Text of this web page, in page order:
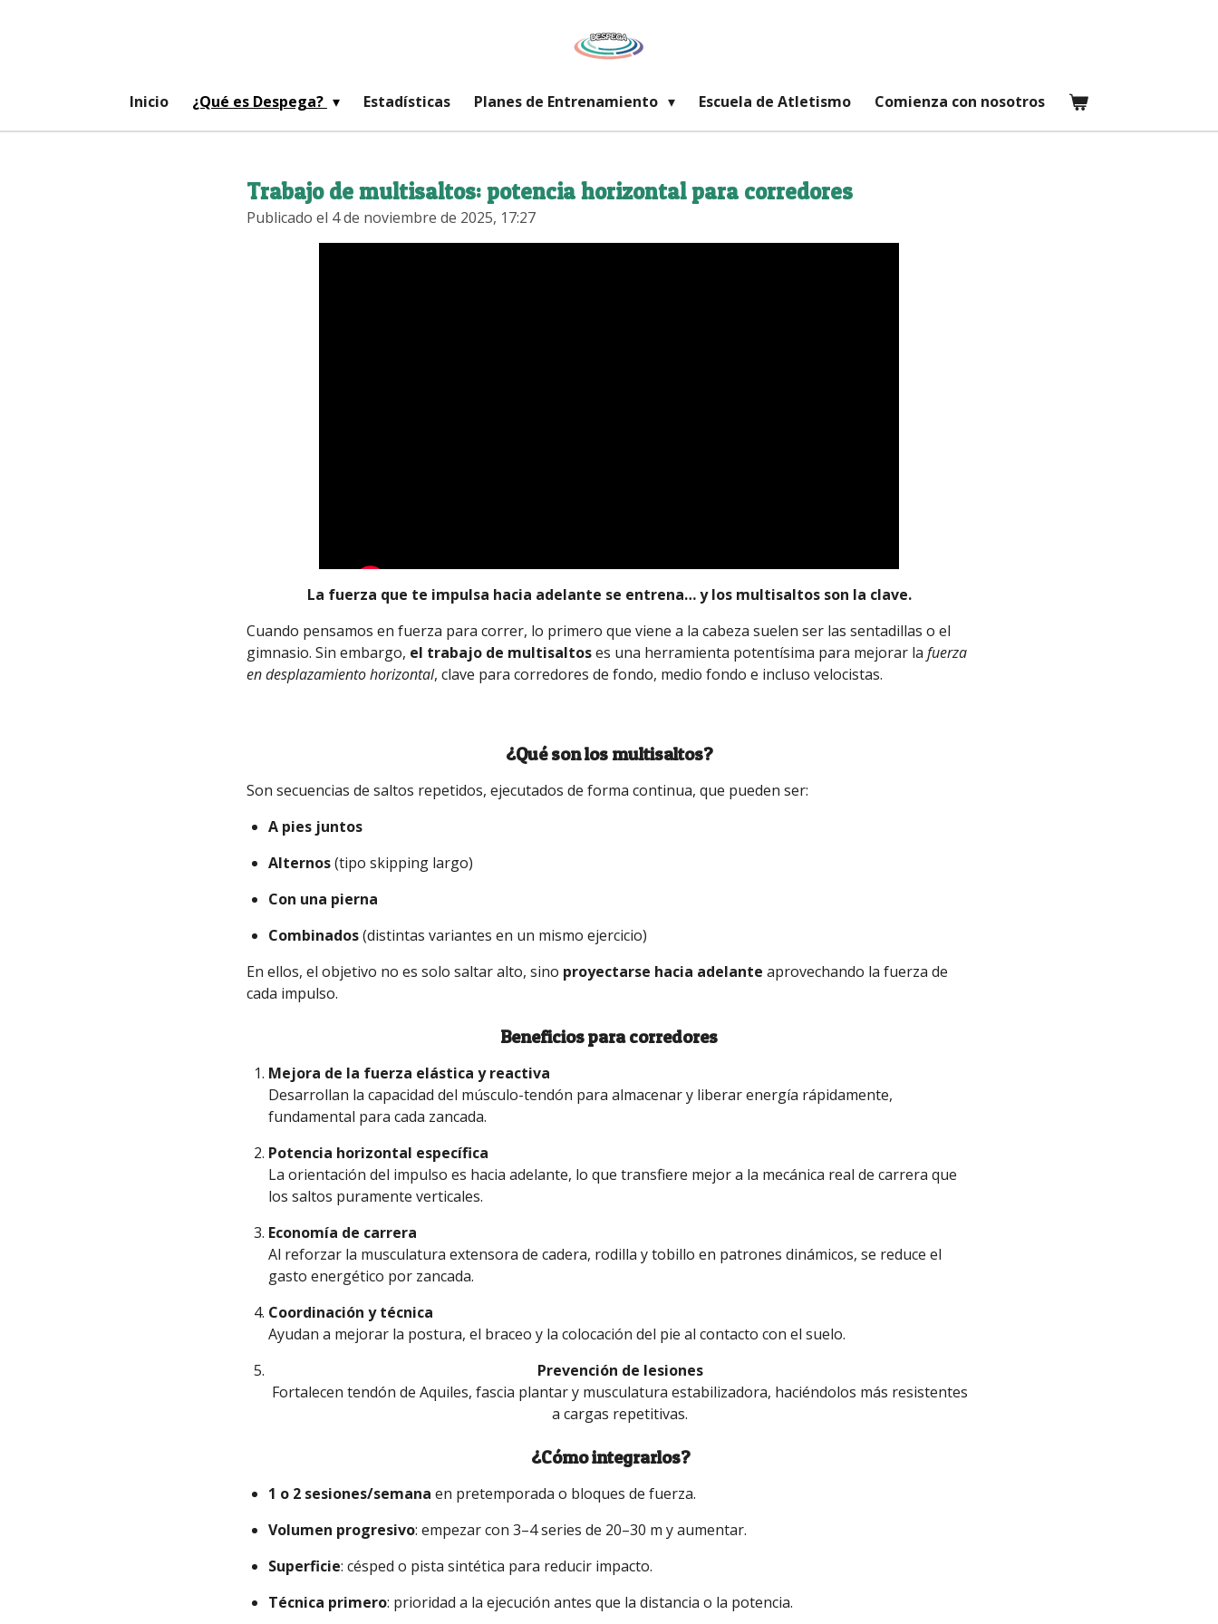
Inicio ¿Qué es Despega? Estadísticas Planes de Entrenamiento Escuela de Atletismo Comienza con nosotros
Trabajo de multisaltos: potencia horizontal para corredores
Publicado el 4 de noviembre de 2025, 17:27
La fuerza que te impulsa hacia adelante se entrena… y los multisaltos son la clave.
Cuando pensamos en fuerza para correr, lo primero que viene a la cabeza suelen ser las sentadillas o el
gimnasio. Sin embargo, el trabajo de multisaltoses una herramienta potentísima para mejorar la fuerza
en desplazamiento horizontal, clave para corredores de fondo, medio fondo e incluso velocistas.
¿Qué son los multisaltos?
Son secuencias de saltos repetidos, ejecutados de forma continua, que pueden ser:
A pies juntos
Alternos(tipo skipping largo)
Con una pierna
Combinados(distintas variantes en un mismo ejercicio)
En ellos, el objetivo no es solo saltar alto, sino proyectarse hacia adelante aprovechando la fuerza de
cada impulso.
Beneficios para corredores
Mejora de la fuerza elástica y reactiva
Desarrollan la capacidad del músculo-tendón para almacenar y liberar energía rápidamente,
fundamental para cada zancada.
Potencia horizontal específica
La orientación del impulso es hacia adelante, lo que transfiere mejor a la mecánica real de carrera que
los saltos puramente verticales.
Economía de carrera
Al reforzar la musculatura extensora de cadera, rodilla y tobillo en patrones dinámicos, se reduce el
gasto energético por zancada.
Coordinación y técnica
Ayudan a mejorar la postura, el braceo y la colocación del pie al contacto con el suelo.
Prevención de lesiones
Fortalecen tendón de Aquiles, fascia plantar y musculatura estabilizadora, haciéndolos más resistentes
a cargas repetitivas.
¿Cómo integrarlos?
1 o 2 sesiones/semana en pretemporada o bloques de fuerza.
Volumen progresivo: empezar con 3–4 series de 20–30 m y aumentar.
Superficie: césped o pista sintética para reducir impacto.
Técnica primero: prioridad a la ejecución antes que la distancia o la potencia.